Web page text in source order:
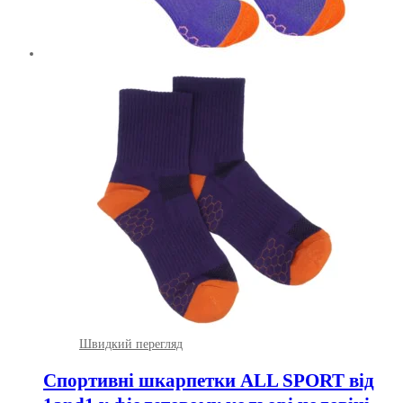
Швидкий перегляд
Спортивні шкарпетки ALL SPORT від